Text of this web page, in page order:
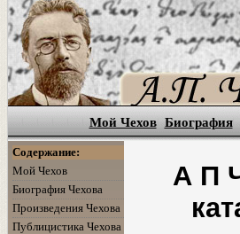
Мой Чехов Биография
Содержание:
Мой Чехов
Биография Чехова
Произведения Чехова
Публицистика Чехова
А П